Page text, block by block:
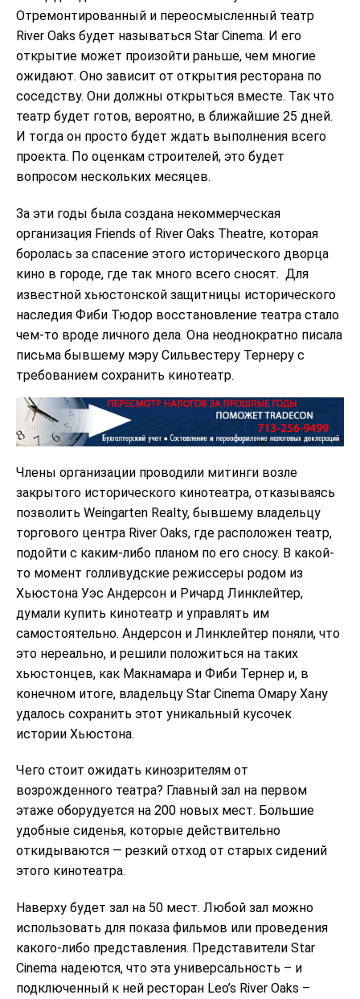
Отремонтированный и переосмысленный театр
River Oaks будет называться Star Cinema. И его
открытие может произойти раньше, чем многие
ожидают. Оно зависит от открытия ресторана по
соседству. Они должны открыться вместе. Так что
театр будет готов, вероятно, в ближайшие 25 дней.
И тогда он просто будет ждать выполнения всего
проекта. По оценкам строителей, это будет
вопросом нескольких месяцев.
За эти годы была создана некоммерческая
организация Friends of River Oaks Theatre, которая
боролась за спасение этого исторического дворца
кино в городе, где так много всего сносят. Для
известной хьюстонской защитницы исторического
наследия Фиби Тюдор восстановление театра стало
чем-то вроде личного дела. Она неоднократно писала
письма бывшему мэру Сильвестеру Тернеру с
требованием сохранить кинотеатр.
Члены организации проводили митинги возле
закрытого исторического кинотеатра, отказываясь
позволить Weingarten Realty, бывшему владельцу
торгового центра River Oaks, где расположен театр,
подойти с каким-либо планом по его сносу. В какой-
то момент голливудские режиссеры родом из
Хьюстона Уэс Андерсон и Ричард Линклейтер,
думали купить кинотеатр и управлять им
самостоятельно. Андерсон и Линклейтер поняли, что
это нереально, и решили положиться на таких
хьюстонцев, как Макнамара и Фиби Тернер и, в
конечном итоге, владельцу Star Cinema Омару Хану
удалось сохранить этот уникальный кусочек
истории Хьюстона.
Чего стоит ожидать кинозрителям от
возрожденного театра? Главный зал на первом
этаже оборудуется на 200 новых мест. Большие
удобные сиденья, которые действительно
откидываются — резкий отход от старых сидений
этого кинотеатра.
Наверху будет зал на 50 мест. Любой зал можно
использовать для показа фильмов или проведения
какого-либо представления. Представители Star
Cinema надеются, что эта универсальность – и
подключенный к ней ресторан Leo’s River Oaks –